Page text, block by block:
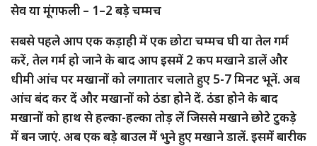
सेव या मूंगफली – 1–2 बड़े चम्मच
सबसे पहले आप एक कड़ाही में एक छोटा चम्मच घी या तेल गर्म
करें, तेल गर्म हो जाने के बाद आप इसमें 2 कप मखाने डालें और
धीमी आंच पर मखानों को लगातार चलाते हुए 5-7 मिनट भूनें. अब
आंच बंद कर दें और मखानों को ठंडा होने दें. ठंडा होने के बाद
मखानों को हाथ से हल्का-हल्का तोड़ लें जिससे मखाने छोटे टुकड़े
में बन जाएं. अब एक बड़े बाउल में भुने हुए मखाने डालें. इसमें बारीक